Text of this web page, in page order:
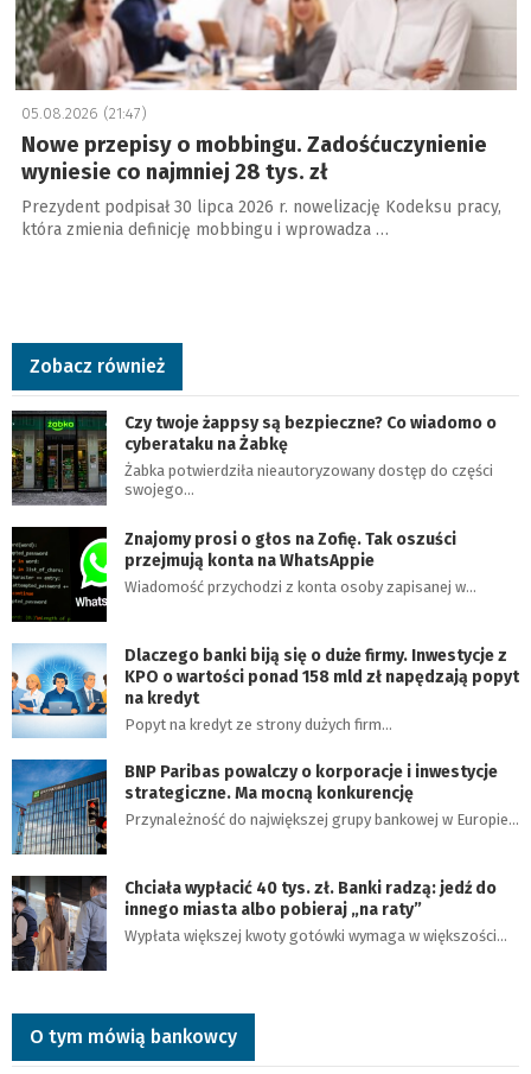
05.08.2026 (21:47)
Nowe przepisy o mobbingu. Zadośćuczynienie
wyniesie co najmniej 28 tys. zł
Prezydent podpisał 30 lipca 2026 r. nowelizację Kodeksu pracy,
która zmienia definicję mobbingu i wprowadza …
Zobacz również
Czy twoje żappsy są bezpieczne? Co wiadomo o
cyberataku na Żabkę
Żabka potwierdziła nieautoryzowany dostęp do części
swojego…
Znajomy prosi o głos na Zofię. Tak oszuści
przejmują konta na WhatsAppie
Wiadomość przychodzi z konta osoby zapisanej w…
Dlaczego banki biją się o duże firmy. Inwestycje z
KPO o wartości ponad 158 mld zł napędzają popyt
na kredyt
Popyt na kredyt ze strony dużych firm…
BNP Paribas powalczy o korporacje i inwestycje
strategiczne. Ma mocną konkurencję
Przynależność do największej grupy bankowej w Europie…
Chciała wypłacić 40 tys. zł. Banki radzą: jedź do
innego miasta albo pobieraj „na raty”
Wypłata większej kwoty gotówki wymaga w większości…
O tym mówią bankowcy